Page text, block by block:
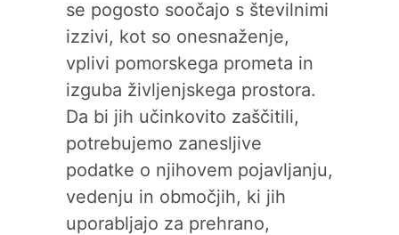
se pogosto soočajo s številnimi
izzivi, kot so onesnaženje,
vplivi pomorskega prometa in
izguba življenjskega prostora.
Da bi jih učinkovito zaščitili,
potrebujemo zanesljive
podatke o njihovem pojavljanju,
vedenju in območjih, ki jih
uporabljajo za prehrano,